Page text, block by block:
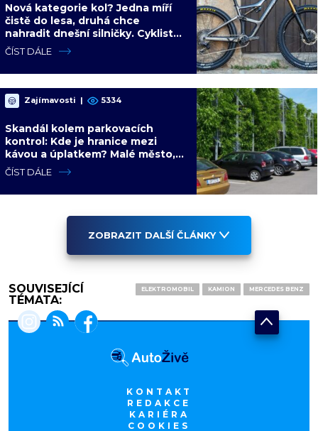
Nová kategorie kol? Jedna míří
čistě do lesa, druhá chce
nahradit dnešní silničky. Cyklisté
mají rozporuplné názory
ČÍST DÁLE
Zajímavosti | 5334
Skandál kolem parkovacích
kontrol: Kde je hranice mezi
kávou a úplatkem? Malé město,
malá výhoda, velký problém
ČÍST DÁLE
ZOBRAZIT DALŠÍ ČLÁNKY
SOUVISEJÍCÍ
TÉMATA:
ELEKTROMOBIL KAMION MERCEDES BENZ
KONTAKT
REDAKCE
KARIÉRA
COOKIES